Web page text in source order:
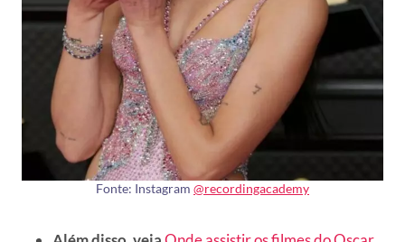
Fonte: Instagram @recordingacademy